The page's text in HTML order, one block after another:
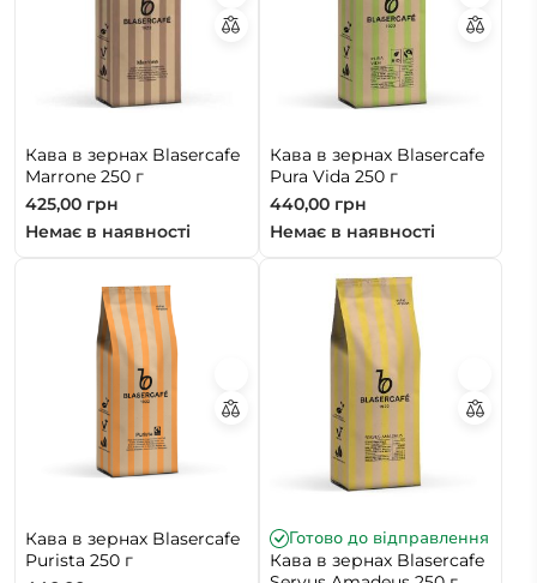
Кава в зернах Blasercafe
Marrone 250 г
425,00 грн
Немає в наявності
Кава в зернах Blasercafe
Pura Vida 250 г
440,00 грн
Немає в наявності
Кава в зернах Blasercafe
Purista 250 г
Готово до відправлення
Кава в зернах Blasercafe